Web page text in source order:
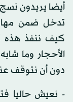
أيضا يريدون
تدخل ضمن
كيف ننفذ هذه
الأحجار وما
دون أن نتوقف
- نعيش حاليا